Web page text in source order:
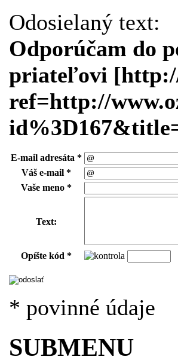
Odosielaný text:
Odporúčam do
priateľovi
ref=http://
E-mail adresáta *
Váš e-mail *
Vaše meno *
Text:
Opíšte kód *
* povinné údaje
SUBMENU